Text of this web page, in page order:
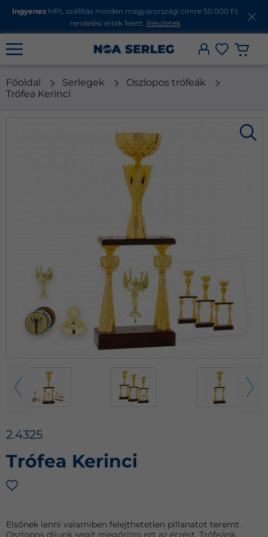
Ingyenes MPL szállítás minden magyarországi címre 50.000 Ft
rendelési érték felett. Részletek
Főoldal Serlegek
Oszlopos trófeák
Trófea Kerinci
2.4325
Trófea Kerinci
Elsőnek lenni valamiben felejthetetlen pillanatot teremt.
Oszlopos díjunk segít megőrizni ezt az érzést. Trófeánk